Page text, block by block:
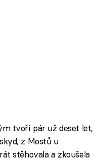
tvoří pár už deset let,
z Mostů u
stěhovala a zkoušela